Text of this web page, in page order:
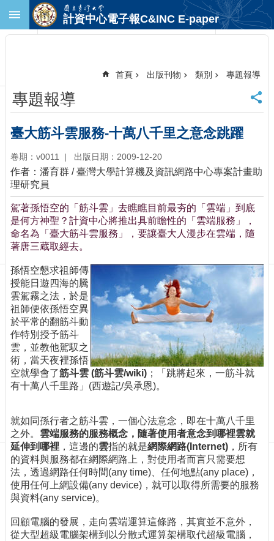
跳到主要內容區塊
首
頁
臺
大
首
頁
計
中
首
頁
聯
絡
資
訊
訂
閱/
取
消
網
站
導
覽
新
消
息
關
於
我
出
計資中心電子報C&INC E-paper
首頁 出版刊物 類別 專題報導
專題報導
臺大筋斗雲服務-十萬八千里之意念跳躍
卷期：v0011 出版日期：2009-12-20
作者：潘育群 / 臺灣大學計算機及資訊網路中心專案計畫助
理研究員
駕著孫悟空的「筋斗雲」去瞧瞧目前最夯的「雲端」到底
是何方神聖？計資中心將推出具前瞻性的「雲端服務」，
命名為「臺大筋斗雲服務」，要讓臺大人漫步在雲端，隨
著唐三蔵取經去。
孫悟空懇求祖師傳
授能日遊四海的騰
雲駕霧之法，於是
祖師便依孫悟空異
於平常的翻筋斗動
作特別授予筋斗
雲，並教他駕馭之
術，當天夜裡孫悟
空就學會了筋斗雲 (筋斗雲/wiki) ；「跳將起來，一筋斗就
有十萬八千里路」(西遊記/吳承恩)。
就如同孫行者之筋斗雲，一個心法意念，即在十萬八千里
之外。 雲端服務的服務概念，隨著使用者意念到哪裡雲就
延伸到哪裡 ，這邊的雲指的就是網際網路(Internet) ，所有
的資料與服務都在網際網路上，對使用者而言只需要想
法，透過網路任何時間(any time)、任何地點(any place)，
使用任何上網設備(any device)，就可以取得所需要的服務
與資料(any service)。
回顧電腦的發展，走向雲端運算這條路，其實並不意外，
從大型超級電腦架構到以分散式運算架構取代超級電腦，